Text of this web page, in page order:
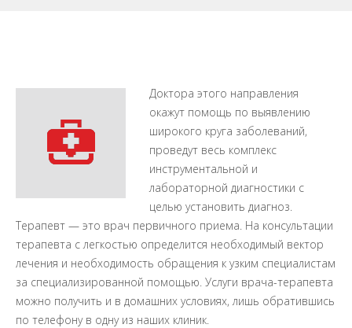
Доктора этого направления
окажут помощь по выявлению
широкого круга заболеваний,
проведут весь комплекс
инструментальной и
лабораторной диагностики с
целью установить диагноз.
Терапевт — это врач первичного приема. На консультации
терапевта с легкостью определится необходимый вектор
лечения и необходимость обращения к узким специалистам
за специализированной помощью. Услуги врача-терапевта
можно получить и в домашних условиях, лишь обратившись
по телефону в одну из наших клиник.